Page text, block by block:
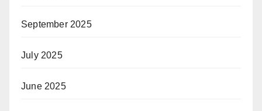
September 2025
July 2025
June 2025